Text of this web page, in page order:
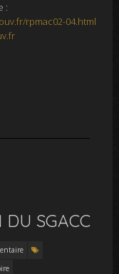
:
rpmac02-04.html
SGACC